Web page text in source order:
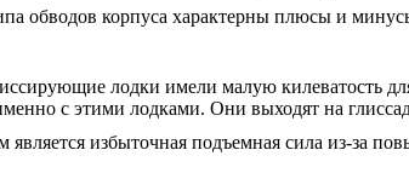
обводов корпуса характерны плюсы и
лодки имели малую килеватость
с этими лодками. Они выходят на
избыточная подъемная сила из-за